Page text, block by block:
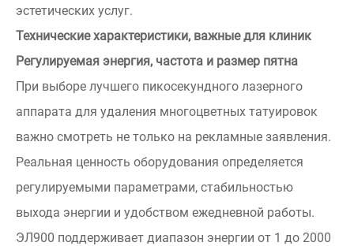
эстетических услуг.
Технические характеристики, важные для клиник
Регулируемая энергия, частота и размер пятна
При выборе лучшего пикосекундного лазерного
аппарата для удаления многоцветных татуировок
важно смотреть не только на рекламные заявления.
Реальная ценность оборудования определяется
регулируемыми параметрами, стабильностью
выхода энергии и удобством ежедневной работы.
ЭЛ900 поддерживает диапазон энергии от 1 до 2000